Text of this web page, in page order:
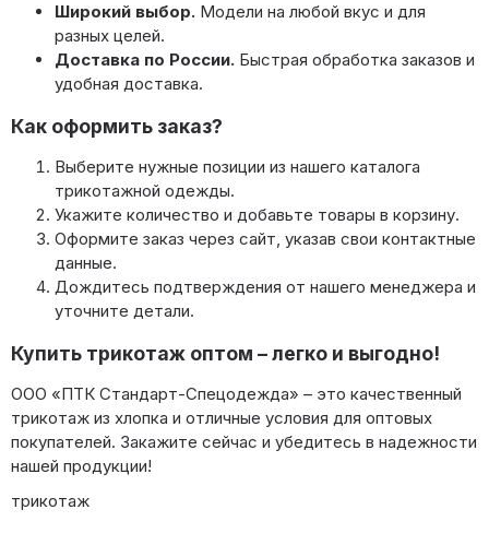
Широкий выбор. Модели на любой вкус и для
разных целей.
Доставка по России. Быстрая обработка заказов и
удобная доставка.
Как оформить заказ?
Выберите нужные позиции из нашего каталога
трикотажной одежды.
Укажите количество и добавьте товары в корзину.
Оформите заказ через сайт, указав свои контактные
данные.
Дождитесь подтверждения от нашего менеджера и
уточните детали.
Купить трикотаж оптом – легко и выгодно!
ООО «ПТК Стандарт-Спецодежда» – это качественный
трикотаж из хлопка и отличные условия для оптовых
покупателей. Закажите сейчас и убедитесь в надежности
нашей продукции!
трикотаж